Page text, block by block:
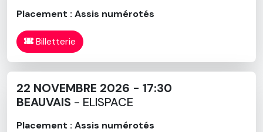
Placement : Assis numérotés
Billetterie
22 NOVEMBRE 2026 - 17:30
BEAUVAIS - ELISPACE
Placement : Assis numérotés